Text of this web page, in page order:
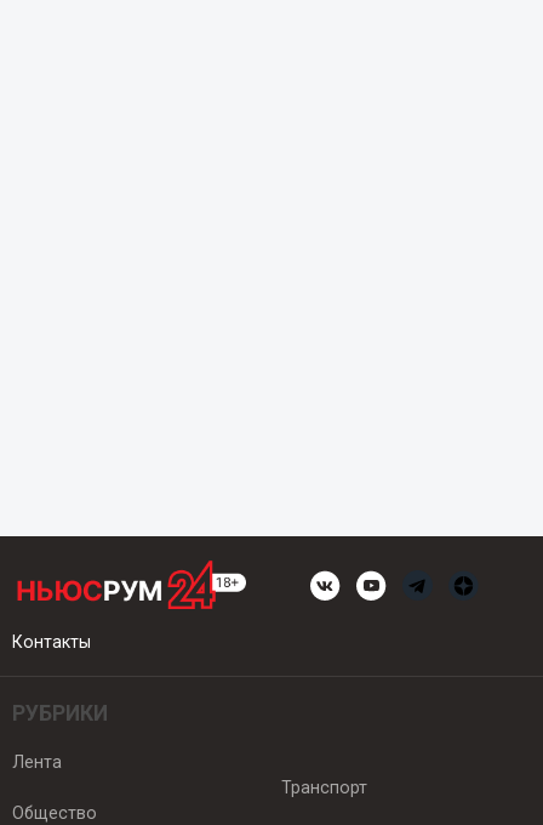
Контакты
РУБРИКИ
Лента
Общество
Транспорт